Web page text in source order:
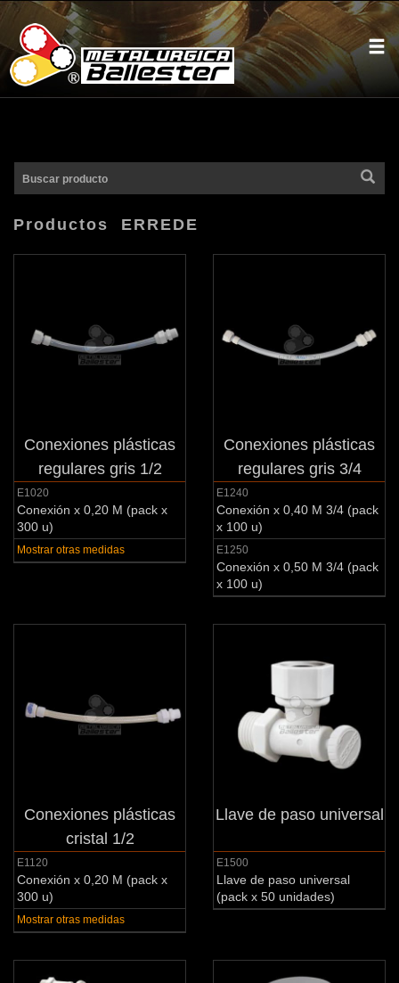
Buscar producto
Productos ERREDE
Conexiones plásticas
regulares gris 1/2
E1020
Conexión x 0,20 M (pack x
300 u)
Mostrar otras medidas
Conexiones plásticas
regulares gris 3/4
E1240
Conexión x 0,40 M 3/4 (pack
x 100 u)
E1250
Conexión x 0,50 M 3/4 (pack
x 100 u)
Conexiones plásticas
cristal 1/2
E1120
Conexión x 0,20 M (pack x
300 u)
Mostrar otras medidas
Llave de paso universal
E1500
Llave de paso universal
(pack x 50 unidades)